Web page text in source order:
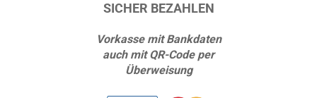
SICHER BEZAHLEN
Vorkasse mit Bankdaten
auch mit QR-Code per
Überweisung